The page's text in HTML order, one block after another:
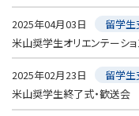
2025年04月03日
留学生
米山奨学生オリエンテーショ
2025年02月23日
留学生
米山奨学生終了式・歓送会